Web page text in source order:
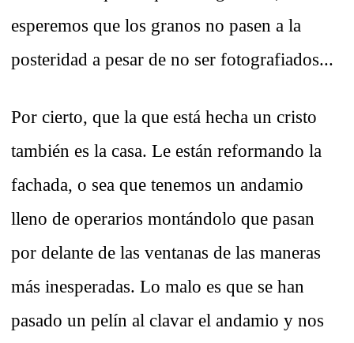
esperemos que los granos no pasen a la
posteridad a pesar de no ser fotografiados...
Por cierto, que la que está hecha un cristo
también es la casa. Le están reformando la
fachada, o sea que tenemos un andamio
lleno de operarios montándolo que pasan
por delante de las ventanas de las maneras
más inesperadas. Lo malo es que se han
pasado un pelín al clavar el andamio y nos